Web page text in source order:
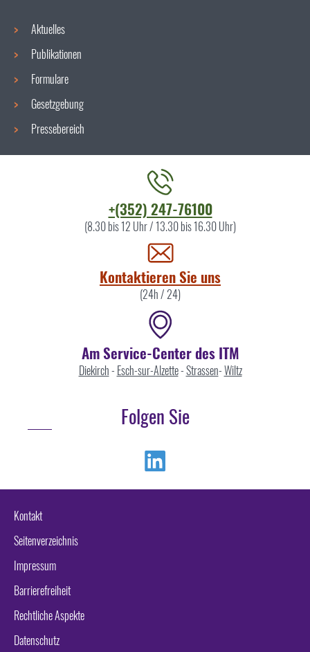
Aktuelles
Publikationen
Formulare
Gesetzgebung
Pressebereich
+(352) 247-76100
(8.30 bis 12 Uhr / 13.30 bis 16.30 Uhr)
Kontaktieren Sie uns
(24h / 24)
Am Service-Center des ITM
Diekirch- Esch-sur-Alzette-Strassen-Wiltz
Folgen Sie
Kontakt
Seitenverzeichnis
Impressum
Barrierefreiheit
Rechtliche Aspekte
Datenschutz